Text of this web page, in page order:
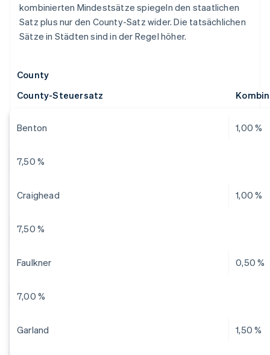
kombinierten Mindestsätze spiegeln den staatlichen
Satz plus nur den County-Satz wider. Die tatsächlichen
Sätze in Städten sind in der Regel höher.
County
County-Steuersatz
Benton 1,00 %
7,50 %
Craighead 1,00 %
7,50 %
Faulkner 0,50 %
7,00 %
Garland 1,50 %